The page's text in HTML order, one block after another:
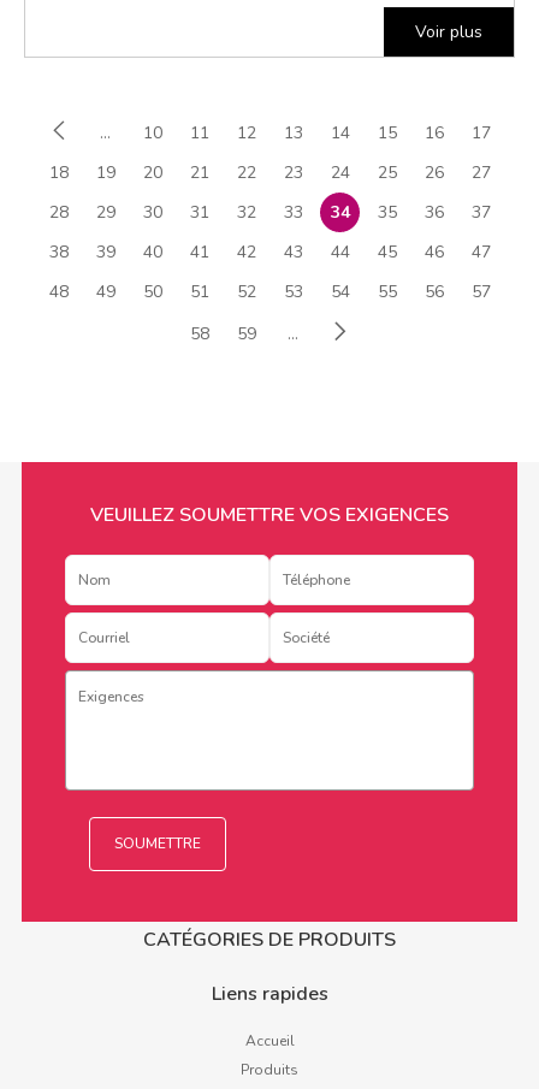
Voir plus
... 10 11 12 13 14 15 16
17
18
19 20 21 22 23 24 25 26
27
28
29 30 31 32 33 34 35 36
37
38
39 40 41 42 43 44 45 46
47
48
49 50 51 52 53 54 55 56
57
58
59 ...
VEUILLEZ SOUMETTRE VOS EXIGENCES
CATÉGORIES DE PRODUITS
Liens rapides
Accueil
Produits